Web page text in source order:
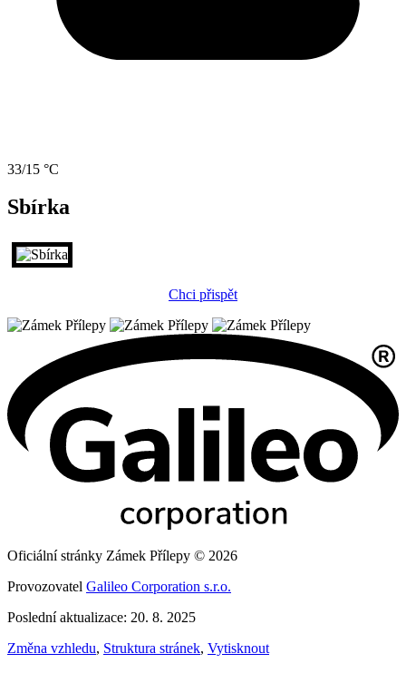
33/15 °C
Sbírka
Chci přispět
Oficiální stránky Zámek Přílepy © 2026
Provozovatel Galileo Corporation s.r.o.
Poslední aktualizace: 20. 8. 2025
Změna vzhledu, Struktura stránek, Vytisknout